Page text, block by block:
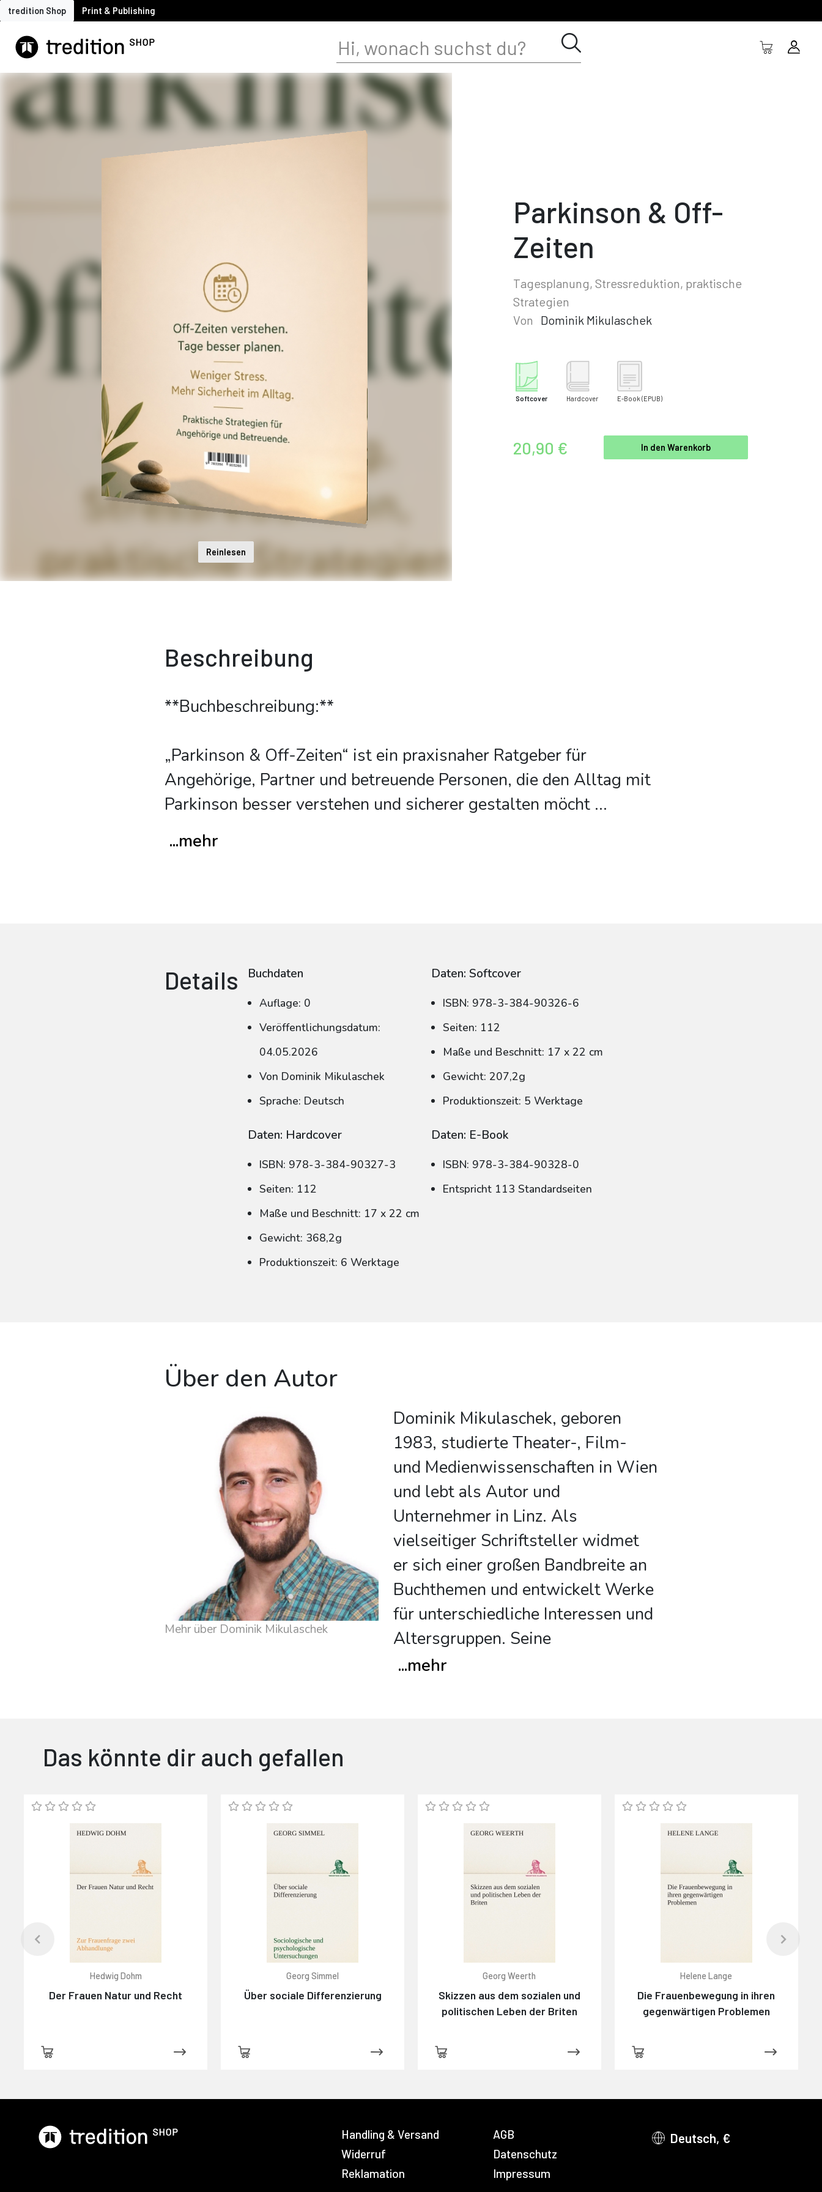
tredition Shop Print & Publishing
Reinlesen
Parkinson & Off-
Zeiten
Tagesplanung, Stressreduktion, praktische
Strategien
Von
Dominik Mikulaschek
Softcover Hardcover E-Book (EPUB)
20,90 € In den Warenkorb
Beschreibung
**Buchbeschreibung:**
„Parkinson & Off-Zeiten“ ist ein praxisnaher Ratgeber für
Angehörige, Partner und betreuende Personen, die den Alltag mit
Parkinson besser verstehen und sicherer gestalten möcht...
...mehr
Details Buchdaten
Auflage: 0
Veröffentlichungsdatum:
04.05.2026
Von Dominik Mikulaschek
Sprache: Deutsch
Daten: Softcover
ISBN: 978-3-384-90326-6
Seiten: 112
Maße und Beschnitt: 17 x 22 cm
Gewicht: 207,2g
Produktionszeit: 5 Werktage
Daten: Hardcover
ISBN: 978-3-384-90327-3
Seiten: 112
Maße und Beschnitt: 17 x 22 cm
Gewicht: 368,2g
Produktionszeit: 6 Werktage
Daten: E-Book
ISBN: 978-3-384-90328-0
Entspricht 113 Standardseiten
Über den Autor
Mehr über Dominik Mikulaschek
Dominik Mikulaschek, geboren
1983, studierte Theater-, Film-
und Medienwissenschaften in Wien
und lebt als Autor und
Unternehmer in Linz. Als
vielseitiger Schriftsteller widmet
er sich einer großen Bandbreite an
Buchthemen und entwickelt Werke
für unterschiedliche Interessen und
Altersgruppen. Seine
...mehr
Das könnte dir auch gefallen
Hedwig Dohm
Der Frauen Natur und Recht
Georg Simmel
Über sociale Differenzierung
Georg Weerth
Skizzen aus dem sozialen und
politischen Leben der Briten
Helene Lange
Die Frauenbewegung in ihren
gegenwärtigen Problemen
Handling & Versand
Widerruf
Reklamation
AGB
Datenschutz
Impressum
Deutsch, €